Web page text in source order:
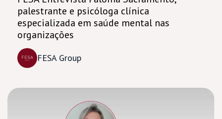
palestrante e psicóloga clínica
especializada em saúde mental nas
organizações
FESA Group